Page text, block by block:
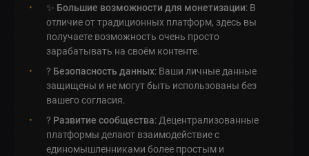
✨ Большие возможности для монетизации: В
отличие от традиционных платформ, здесь вы
получаете возможность очень просто
зарабатывать на своём контенте.
? Безопасность данных: Ваши личные данные
защищены и не могут быть использованы без
вашего согласия.
? Развитие сообщества: Децентрализованные
платформы делают взаимодействие с
единомышленниками более простым и